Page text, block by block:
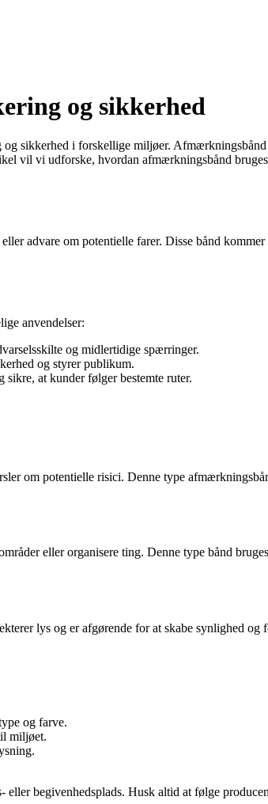
og sikkerhed
sikkerhed i forskellige miljøer. Afmærkningsbånd
vil vi udforske, hvordan afmærkningsbånd
advare om potentielle farer. Disse bånd
anvendelser:
og midlertidige spærringer.
og styrer publikum.
at kunder følger bestemte ruter.
om potentielle risici. Denne type
eller organisere ting. Denne type bånd
lys og er afgørende for at skabe synlighed
og farve.
miljøet.
begivenhedsplads. Husk altid at følge